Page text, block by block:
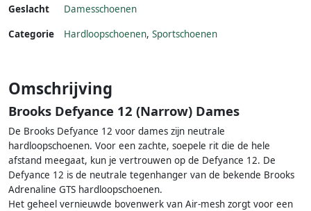
Geslacht
Damesschoenen
Categorie
Hardloopschoenen, Sportschoenen
Omschrijving
Brooks Defyance 12 (Narrow) Dames
De Brooks Defyance 12 voor dames zijn neutrale
hardloopschoenen. Voor een zachte, soepele rit die de hele
afstand meegaat, kun je vertrouwen op de Defyance 12. De
Defyance 12 is de neutrale tegenhanger van de bekende Brooks
Adrenaline GTS hardloopschoenen.
Het geheel vernieuwde bovenwerk van Air-mesh zorgt voor een